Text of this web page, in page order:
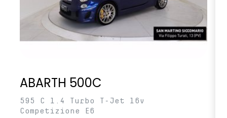
ABARTH 500C
595 C 1.4 Turbo T-Jet 16v
Competizione E6